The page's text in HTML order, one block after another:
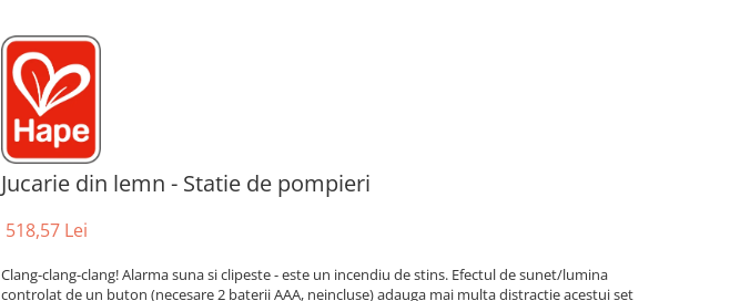
Jucarie din lemn - Statie de pompieri
518,57 Lei
Clang-clang-clang! Alarma suna si clipeste - este un incendiu de stins. Efectul de sunet/lumina
controlat de un buton (necesare 2 baterii AAA, neincluse) adauga mai multa distractie acestui set